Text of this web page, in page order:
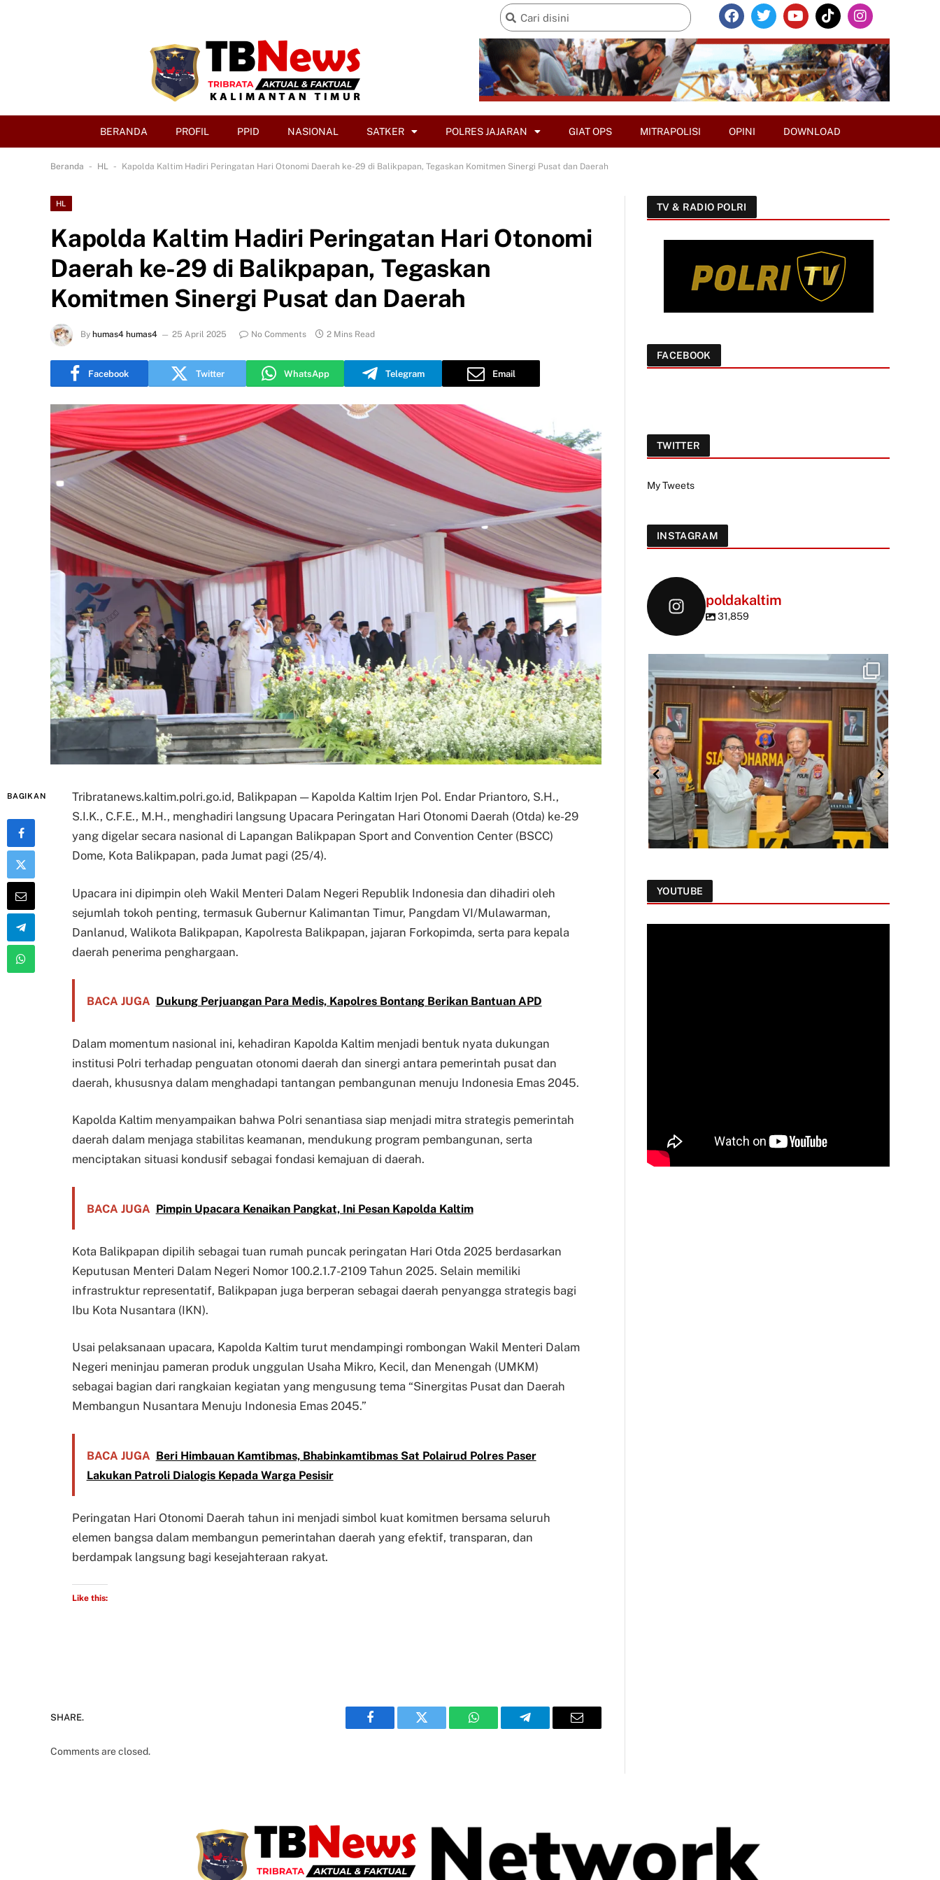
BERANDA PROFIL PPID NASIONAL SATKER POLRES JAJARAN GIAT OPS MITRAPOLISI OPINI DOWNLOAD
Beranda - HL - Kapolda Kaltim Hadiri Peringatan Hari Otonomi Daerah ke-29 di Balikpapan, Tegaskan Komitmen Sinergi Pusat dan Daerah
HL
Kapolda Kaltim Hadiri Peringatan Hari Otonomi
Daerah ke-29 di Balikpapan, Tegaskan
Komitmen Sinergi Pusat dan Daerah
By humas4 humas4 25 April 2025 No Comments 2 Mins Read
Facebook Twitter WhatsApp Telegram Email
BAGIKAN
Tribratanews.kaltim.polri.go.id, Balikpapan — Kapolda Kaltim Irjen Pol. Endar Priantoro, S.H.,
S.I.K., C.F.E., M.H., menghadiri langsung Upacara Peringatan Hari Otonomi Daerah (Otda) ke-29
yang digelar secara nasional di Lapangan Balikpapan Sport and Convention Center (BSCC)
Dome, Kota Balikpapan, pada Jumat pagi (25/4).
Upacara ini dipimpin oleh Wakil Menteri Dalam Negeri Republik Indonesia dan dihadiri oleh
sejumlah tokoh penting, termasuk Gubernur Kalimantan Timur, Pangdam VI/Mulawarman,
Danlanud, Walikota Balikpapan, Kapolresta Balikpapan, jajaran Forkopimda, serta para kepala
daerah penerima penghargaan.
BACA JUGA Dukung Perjuangan Para Medis, Kapolres Bontang Berikan Bantuan APD
Dalam momentum nasional ini, kehadiran Kapolda Kaltim menjadi bentuk nyata dukungan
institusi Polri terhadap penguatan otonomi daerah dan sinergi antara pemerintah pusat dan
daerah, khususnya dalam menghadapi tantangan pembangunan menuju Indonesia Emas 2045.
Kapolda Kaltim menyampaikan bahwa Polri senantiasa siap menjadi mitra strategis pemerintah
daerah dalam menjaga stabilitas keamanan, mendukung program pembangunan, serta
menciptakan situasi kondusif sebagai fondasi kemajuan di daerah.
BACA JUGA Pimpin Upacara Kenaikan Pangkat, Ini Pesan Kapolda Kaltim
Kota Balikpapan dipilih sebagai tuan rumah puncak peringatan Hari Otda 2025 berdasarkan
Keputusan Menteri Dalam Negeri Nomor 100.2.1.7-2109 Tahun 2025. Selain memiliki
infrastruktur representatif, Balikpapan juga berperan sebagai daerah penyangga strategis bagi
Ibu Kota Nusantara (IKN).
Usai pelaksanaan upacara, Kapolda Kaltim turut mendampingi rombongan Wakil Menteri Dalam
Negeri meninjau pameran produk unggulan Usaha Mikro, Kecil, dan Menengah (UMKM)
sebagai bagian dari rangkaian kegiatan yang mengusung tema “Sinergitas Pusat dan Daerah
Membangun Nusantara Menuju Indonesia Emas 2045.”
BACA JUGA Beri Himbauan Kamtibmas, Bhabinkamtibmas Sat Polairud Polres Paser
Lakukan Patroli Dialogis Kepada Warga Pesisir
Peringatan Hari Otonomi Daerah tahun ini menjadi simbol kuat komitmen bersama seluruh
elemen bangsa dalam membangun pemerintahan daerah yang efektif, transparan, dan
berdampak langsung bagi kesejahteraan rakyat.
Like this:
SHARE.
Facebook Twitter WhatsAppTelegram Email
Comments are closed.
TV & RADIO POLRI
FACEBOOK
TWITTER
My Tweets
INSTAGRAM
poldakaltim
31,859
YOUTUBE